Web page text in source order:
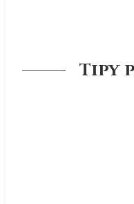
Tipy